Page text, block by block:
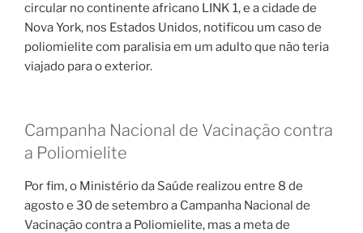
circular no continente africano LINK 1, e a cidade de
Nova York, nos Estados Unidos, notificou um caso de
poliomielite com paralisia em um adulto que não teria
viajado para o exterior.
Campanha Nacional de Vacinação contra
a Poliomielite
Por fim, o Ministério da Saúde realizou entre 8 de
agosto e 30 de setembro a Campanha Nacional de
Vacinação contra a Poliomielite, mas a meta de